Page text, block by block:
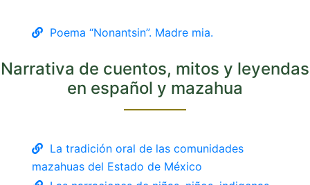
Poema “Nonantsin”. Madre mia.
Narrativa de cuentos, mitos y leyendas
en español y mazahua
La tradición oral de las comunidades
mazahuas del Estado de México